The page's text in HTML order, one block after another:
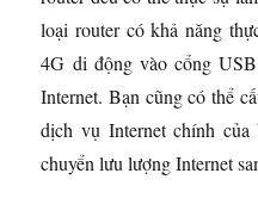
loại router có khả năng
4G di động vào cổng
Internet. Bạn cũng có thể
dịch vụ Internet chính
chuyển lưu lượng Internet